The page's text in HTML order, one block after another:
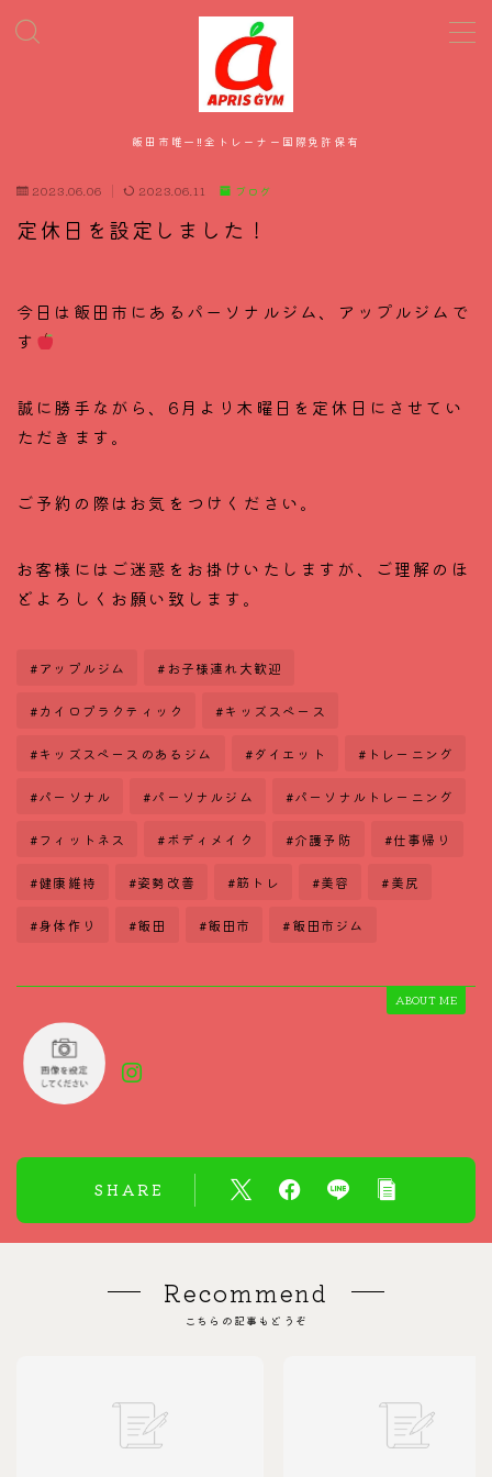
飯田市唯一‼全トレーナー国際免許保有
メニュー・料金
お客様の声
2023.06.06 2023.06.11 ブログ
定休日を設定しました！
今日は飯田市にあるパーソナルジム、アップルジムで
す
誠に勝手ながら、6月より木曜日を定休日にさせてい
ただきます。
ご予約の際はお気をつけください。
お客様にはご迷惑をお掛けいたしますが、ご理解のほ
どよろしくお願い致します。
#アップルジム #お子様連れ大歓迎
#カイロプラクティック #キッズスペース
#キッズスペースのあるジム #ダイエット #トレーニング
#パーソナル #パーソナルジム #パーソナルトレーニング
#フィットネス #ボディメイク #介護予防 #仕事帰り
#健康維持 #姿勢改善 #筋トレ #美容 #美尻
#身体作り #飯田 #飯田市 #飯田市ジム
ABOUT ME
SHARE
Recommend
こちらの記事もどうぞ